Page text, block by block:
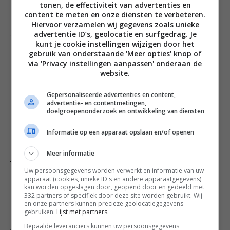
7. In de laatste 10 minuten van de oventijd kun je de
kaasfonduesaus maken. Smelt de roomboter in een
steelpannetje en voeg de knoflook toe. Laat de
knoflook heel even fruiten maar niet bruin worden.
8. Roer met een garde de bloem erdoor totdat je
grove korrels krijgt. Schenk de witte wijn er geleidelijk
bij terwijl je goed blijft roeren. Voeg de kaas beetje bij
beetje toe en blijf roeren totdat alle kaas is
opgenomen en de saus de gewenste dikte heeft. Zet
de kaasfonduesaus met een deksel op de pan weg tot
je gaat serveren.
9. Haal de bloemkool-wellington uit de oven en zet
hem voorzichtig op een schaal. Schenk er eventueel
alvast wat van de kaasfonduesaus overheen.
tonen, de effectiviteit van advertenties en
content te meten en onze diensten te verbeteren.
Hiervoor verzamelen wij gegevens zoals unieke
advertentie ID’s, geolocatie en surfgedrag. Je
kunt je cookie instellingen wijzigen door het
gebruik van onderstaande 'Meer opties' knop of
via 'Privacy instellingen aanpassen' onderaan de
website.
Gepersonaliseerde advertenties en content,
advertentie- en contentmetingen,
doelgroepenonderzoek en ontwikkeling van diensten
Informatie op een apparaat opslaan en/of openen
Meer informatie
Uw persoonsgegevens worden verwerkt en informatie van uw
apparaat (cookies, unieke ID's en andere apparaatgegevens)
kan worden opgeslagen door, geopend door en gedeeld met
332 partners of specifiek door deze site worden gebruikt. Wij
en onze partners kunnen precieze geolocatiegegevens
gebruiken. Lijst met partners.
Bepaalde leveranciers kunnen uw persoonsgegevens